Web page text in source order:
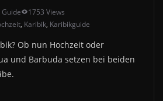
1753 Views
, Karibik, Karibikguide
Ob nun Hochzeit oder
und Barbuda setzen bei beiden